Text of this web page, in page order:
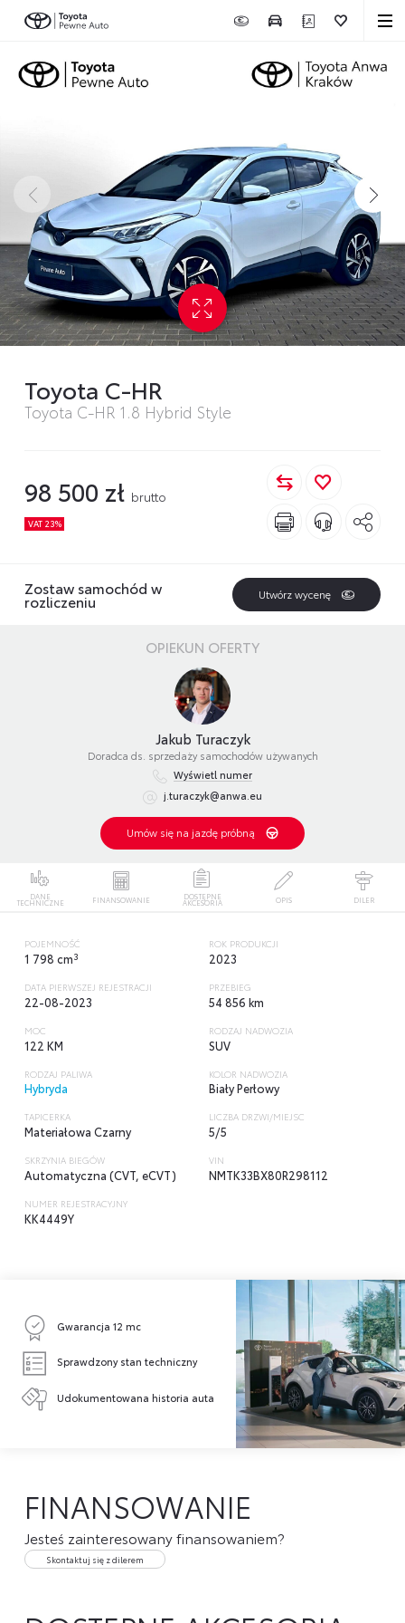
Toyota C-HR
Toyota C-HR 1.8 Hybrid Style
98 500 zł brutto
VAT 23%
Zostaw samochód w
rozliczeniu Utwórz wycenę
OPIEKUN OFERTY
Jakub Turaczyk
Doradca ds. sprzedaży samochodów używanych
Wyświetl numer
j.turaczyk@anwa.eu
Umów się na jazdę próbną
DANE
TECHNICZNE FINANSOWANIE DOSTĘPNE
AKCESORIA OPIS DILER
POJEMNOŚĆ
1 798 cm3
ROK PRODUKCJI
2023
DATA PIERWSZEJ REJESTRACJI
22-08-2023
PRZEBIEG
54 856 km
MOC
122 KM
RODZAJ NADWOZIA
SUV
RODZAJ PALIWA
Hybryda
KOLOR NADWOZIA
Biały Perłowy
TAPICERKA
Materiałowa Czarny
LICZBA DRZWI/MIEJSC
5/5
SKRZYNIA BIEGÓW
Automatyczna (CVT, eCVT)
VIN
NMTK33BX80R298112
NUMER REJESTRACYJNY
KK4449Y
Gwarancja 12 mc
Sprawdzony stan techniczny
Udokumentowana historia auta
FINANSOWANIE
Jesteś zainteresowany finansowaniem?
Skontaktuj się z dilerem